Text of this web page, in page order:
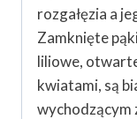
rozgałęzia a
Zamknięte
liliowe,
kwiatami, są
wychodzącym